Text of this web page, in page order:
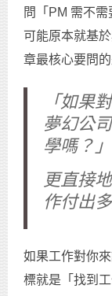
問「PM 需不
可能原本就基
章最核心要問的
「如果
夢幻公
學嗎？」
更直接
作付出
如果工作對你
標就是「找到